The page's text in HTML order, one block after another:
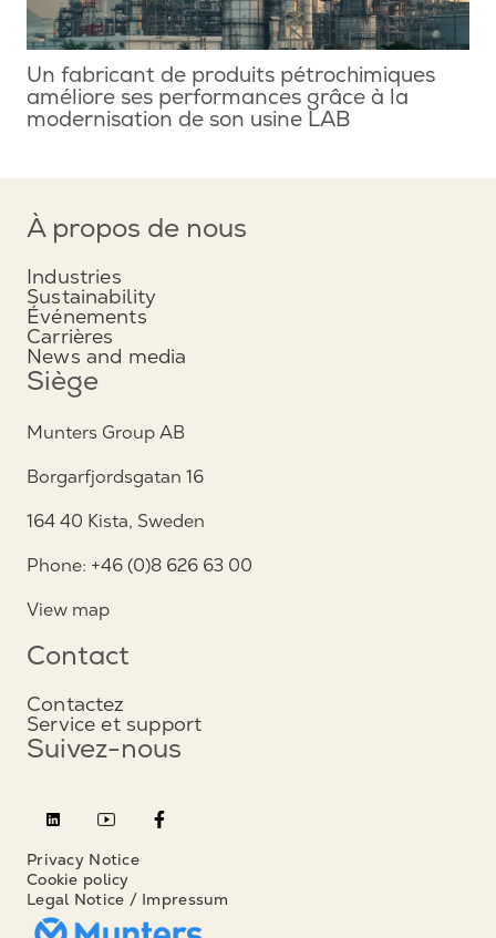
Un fabricant de produits pétrochimiques
améliore ses performances grâce à la
modernisation de son usine LAB
À propos de nous
Industries
Sustainability
Événements
Carrières
News and media
Siège
Munters Group AB
Borgarfjordsgatan 16
164 40 Kista, Sweden
Phone: +46 (0)8 626 63 00
View map
Contact
Contactez
Service et support
Suivez-nous
Privacy Notice
Cookie policy
Legal Notice / Impressum